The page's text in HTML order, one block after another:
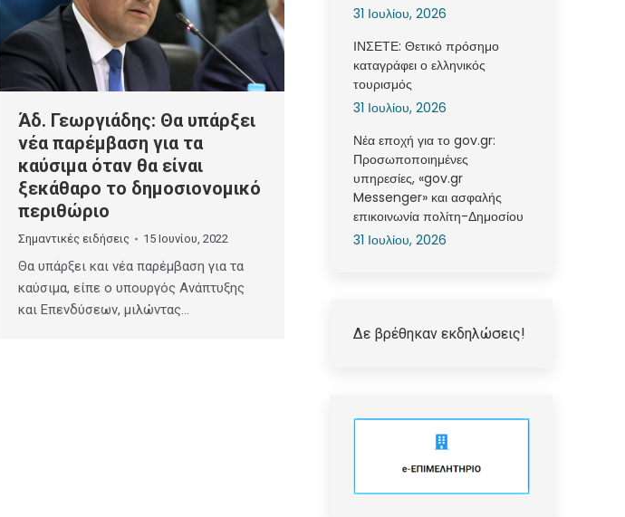
Άδ. Γεωργιάδης: Θα υπάρξει
νέα παρέμβαση για τα
καύσιμα όταν θα είναι
ξεκάθαρο το δημοσιονομικό
περιθώριο
Σημαντικές ειδήσεις 15 Ιουνίου, 2022
Θα υπάρξει και νέα παρέμβαση για τα
καύσιμα, είπε ο υπουργός Ανάπτυξης
και Επενδύσεων, μιλώντας…
31 Ιουλίου, 2026
ΙΝΣΕΤΕ: Θετικό πρόσημο
καταγράφει ο ελληνικός
τουρισμός
31 Ιουλίου, 2026
Νέα εποχή για το gov.gr:
Προσωποποιημένες
υπηρεσίες, «gov.gr
Messenger» και ασφαλής
επικοινωνία πολίτη-Δημοσίου
31 Ιουλίου, 2026
Δε βρέθηκαν εκδηλώσεις!